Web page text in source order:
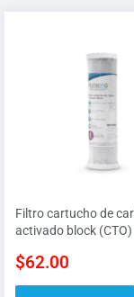
Filtro cartucho de
activado block
$62.00